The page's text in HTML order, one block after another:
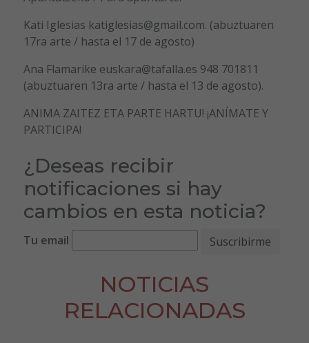
Kati Iglesias katiglesias@gmail.com. (abuztuaren
17ra arte / hasta el 17 de agosto)
Ana Flamarike euskara@tafalla.es 948 701811
(abuztuaren 13ra arte / hasta el 13 de agosto).
ANIMA ZAITEZ ETA PARTE HARTU! ¡ANÍMATE Y
PARTICIPA!
¿Deseas recibir
notificaciones si hay
cambios en esta noticia?
Tu email
NOTICIAS
RELACIONADAS